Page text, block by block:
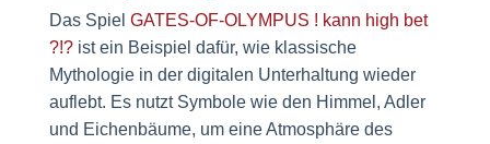
Das Spiel GATES-OF-OLYMPUS ! kann high bet
?!?ist ein Beispiel dafür, wie klassische
Mythologie in der digitalen Unterhaltung wieder
auflebt. Es nutzt Symbole wie den Himmel, Adler
und Eichenbäume, um eine Atmosphäre des